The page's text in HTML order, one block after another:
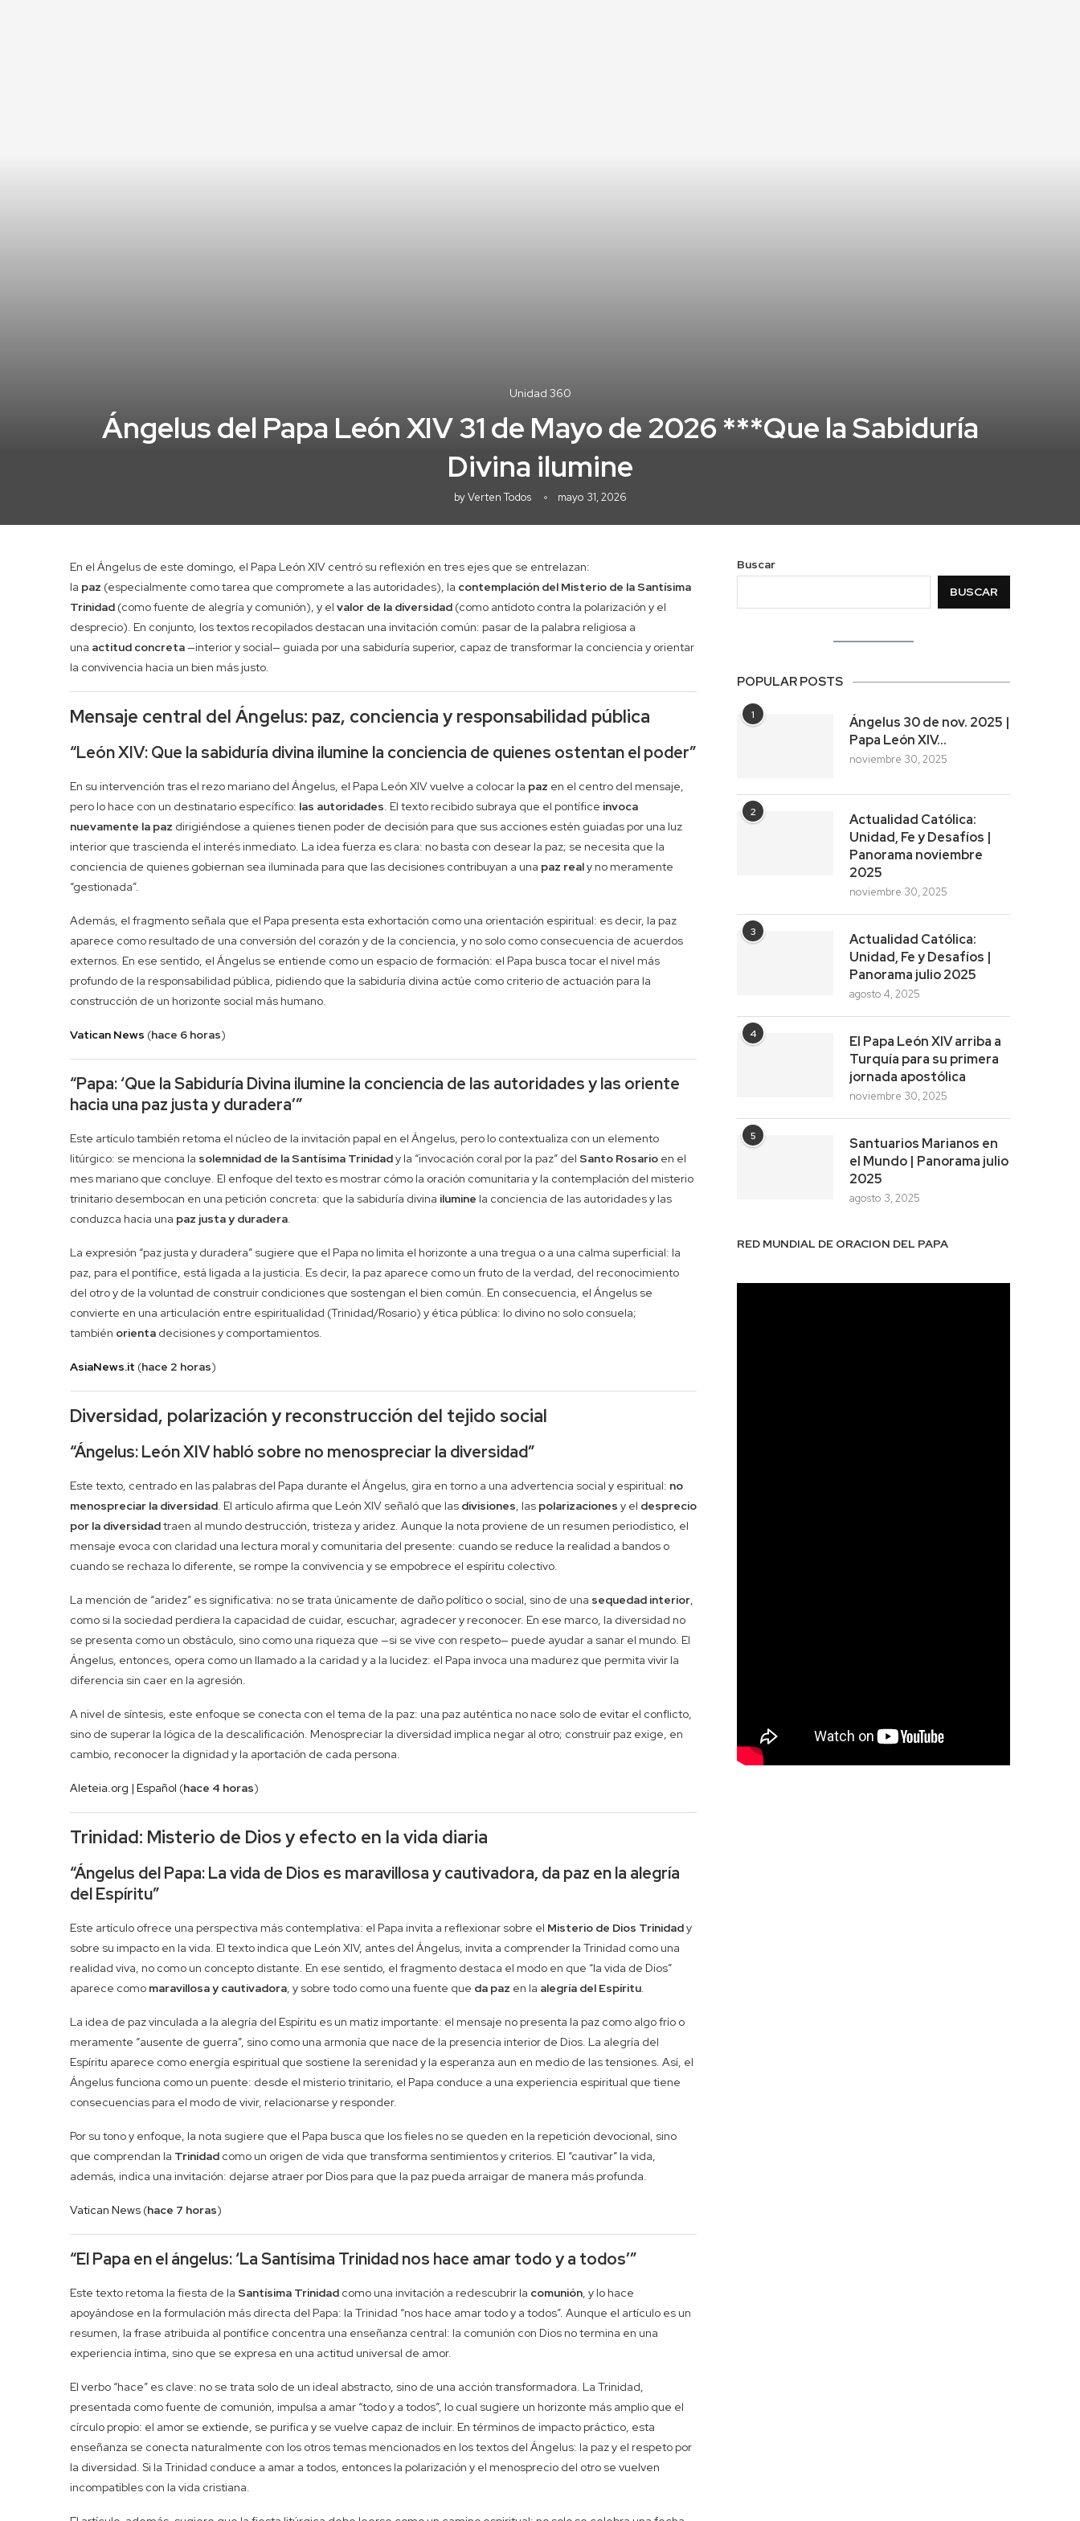
Unidad 360
Ángelus del Papa León XIV 31 de Mayo de 2026 ***Que la Sabiduría
Divina ilumine
byVerten Todos mayo 31, 2026
En el Ángelus de este domingo, el Papa León XIV centró su reflexión en tres ejes que se entrelazan:
la paz (especialmente como tarea que compromete a las autoridades), la contemplación del Misterio de la Santísima
Trinidad (como fuente de alegría y comunión), y el valor de la diversidad (como antídoto contra la polarización y el
desprecio). En conjunto, los textos recopilados destacan una invitación común: pasar de la palabra religiosa a
una actitud concreta—interior y social— guiada por una sabiduría superior, capaz de transformar la conciencia y orientar
la convivencia hacia un bien más justo.
Mensaje central del Ángelus: paz, conciencia y responsabilidad pública
“León XIV: Que la sabiduría divina ilumine la conciencia de quienes ostentan el poder”
En su intervención tras el rezo mariano del Ángelus, el Papa León XIV vuelve a colocar la paz en el centro del mensaje,
pero lo hace con un destinatario específico: las autoridades. El texto recibido subraya que el pontífice invoca
nuevamente la paz dirigiéndose a quienes tienen poder de decisión para que sus acciones estén guiadas por una luz
interior que trascienda el interés inmediato. La idea fuerza es clara: no basta con desear la paz; se necesita que la
conciencia de quienes gobiernan sea iluminada para que las decisiones contribuyan a una paz realy no meramente
“gestionada”.
Además, el fragmento señala que el Papa presenta esta exhortación como una orientación espiritual: es decir, la paz
aparece como resultado de una conversión del corazón y de la conciencia, y no solo como consecuencia de acuerdos
externos. En ese sentido, el Ángelus se entiende como un espacio de formación: el Papa busca tocar el nivel más
profundo de la responsabilidad pública, pidiendo que la sabiduría divina actúe como criterio de actuación para la
construcción de un horizonte social más humano.
Vatican News (hace 6 horas)
“Papa: ‘Que la Sabiduría Divina ilumine la conciencia de las autoridades y las oriente
hacia una paz justa y duradera’”
Este artículo también retoma el núcleo de la invitación papal en el Ángelus, pero lo contextualiza con un elemento
litúrgico: se menciona la solemnidad de la Santísima Trinidady la “invocación coral por la paz” del Santo Rosario en el
mes mariano que concluye. El enfoque del texto es mostrar cómo la oración comunitaria y la contemplación del misterio
trinitario desembocan en una petición concreta: que la sabiduría divina ilumine la conciencia de las autoridades y las
conduzca hacia una paz justa y duradera.
La expresión “paz justa y duradera” sugiere que el Papa no limita el horizonte a una tregua o a una calma superficial: la
paz, para el pontífice, está ligada a la justicia. Es decir, la paz aparece como un fruto de la verdad, del reconocimiento
del otro y de la voluntad de construir condiciones que sostengan el bien común. En consecuencia, el Ángelus se
convierte en una articulación entre espiritualidad (Trinidad/Rosario) y ética pública: lo divino no solo consuela;
también orienta decisiones y comportamientos.
AsiaNews.it (hace 2 horas)
Diversidad, polarización y reconstrucción del tejido social
“Ángelus: León XIV habló sobre no menospreciar la diversidad”
Este texto, centrado en las palabras del Papa durante el Ángelus, gira en torno a una advertencia social y espiritual: no
menospreciar la diversidad. El artículo afirma que León XIV señaló que las divisiones, las polarizaciones y el desprecio
por la diversidadtraen al mundo destrucción, tristeza y aridez. Aunque la nota proviene de un resumen periodístico, el
mensaje evoca con claridad una lectura moral y comunitaria del presente: cuando se reduce la realidad a bandos o
cuando se rechaza lo diferente, se rompe la convivencia y se empobrece el espíritu colectivo.
La mención de “aridez” es significativa: no se trata únicamente de daño político o social, sino de una sequedad interior,
como si la sociedad perdiera la capacidad de cuidar, escuchar, agradecer y reconocer. En ese marco, la diversidad no
se presenta como un obstáculo, sino como una riqueza que —si se vive con respeto— puede ayudar a sanar el mundo. El
Ángelus, entonces, opera como un llamado a la caridad y a la lucidez: el Papa invoca una madurez que permita vivir la
diferencia sin caer en la agresión.
A nivel de síntesis, este enfoque se conecta con el tema de la paz: una paz auténtica no nace solo de evitar el conflicto,
sino de superar la lógica de la descalificación. Menospreciar la diversidad implica negar al otro; construir paz exige, en
cambio, reconocer la dignidad y la aportación de cada persona.
Aleteia.org | Español (hace 4 horas)
Trinidad: Misterio de Dios y efecto en la vida diaria
“Ángelus del Papa: La vida de Dios es maravillosa y cautivadora, da paz en la alegría
del Espíritu”
Este artículo ofrece una perspectiva más contemplativa: el Papa invita a reflexionar sobre el Misterio de Dios Trinidady
sobre su impacto en la vida. El texto indica que León XIV, antes del Ángelus, invita a comprender la Trinidad como una
realidad viva, no como un concepto distante. En ese sentido, el fragmento destaca el modo en que “la vida de Dios”
aparece como maravillosa y cautivadora, y sobre todo como una fuente que da paz en la alegría del Espíritu.
La idea de paz vinculada a la alegría del Espíritu es un matiz importante: el mensaje no presenta la paz como algo frío o
meramente “ausente de guerra”, sino como una armonía que nace de la presencia interior de Dios. La alegría del
Espíritu aparece como energía espiritual que sostiene la serenidad y la esperanza aun en medio de las tensiones. Así, el
Ángelus funciona como un puente: desde el misterio trinitario, el Papa conduce a una experiencia espiritual que tiene
consecuencias para el modo de vivir, relacionarse y responder.
Por su tono y enfoque, la nota sugiere que el Papa busca que los fieles no se queden en la repetición devocional, sino
que comprendan la Trinidad como un origen de vida que transforma sentimientos y criterios. El “cautivar” la vida,
además, indica una invitación: dejarse atraer por Dios para que la paz pueda arraigar de manera más profunda.
Vatican News (hace 7 horas)
“El Papa en el ángelus: ‘La Santísima Trinidad nos hace amar todo y a todos’”
Este texto retoma la fiesta de la Santísima Trinidad como una invitación a redescubrir la comunión, y lo hace
apoyándose en la formulación más directa del Papa: la Trinidad “nos hace amar todo y a todos”. Aunque el artículo es un
resumen, la frase atribuida al pontífice concentra una enseñanza central: la comunión con Dios no termina en una
experiencia íntima, sino que se expresa en una actitud universal de amor.
El verbo “hace” es clave: no se trata solo de un ideal abstracto, sino de una acción transformadora. La Trinidad,
presentada como fuente de comunión, impulsa a amar “todo y a todos”, lo cual sugiere un horizonte más amplio que el
círculo propio: el amor se extiende, se purifica y se vuelve capaz de incluir. En términos de impacto práctico, esta
enseñanza se conecta naturalmente con los otros temas mencionados en los textos del Ángelus: la paz y el respeto por
la diversidad. Si la Trinidad conduce a amar a todos, entonces la polarización y el menosprecio del otro se vuelven
incompatibles con la vida cristiana.
Buscar
BUSCAR
POPULAR POSTS
1
Ángelus 30 de nov. 2025 |
Papa León XIV…
noviembre 30, 2025
2
Actualidad Católica:
Unidad, Fe y Desafíos |
Panorama noviembre
2025
noviembre 30, 2025
3
Actualidad Católica:
Unidad, Fe y Desafíos |
Panorama julio 2025
agosto 4, 2025
4
El Papa León XIV arriba a
Turquía para su primera
jornada apostólica
noviembre 30, 2025
5
Santuarios Marianos en
el Mundo | Panorama julio
2025
agosto 3, 2025
RED MUNDIAL DE ORACION DEL PAPA